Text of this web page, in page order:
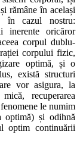
rămâne în același
în cazul nostru:
inerente oricăror
corpul dublu-
corpului fizic,
optimă, și o
există structuri
vor asigura, la
recuperarea
le numim
optimă) și odihnă
optim continuării